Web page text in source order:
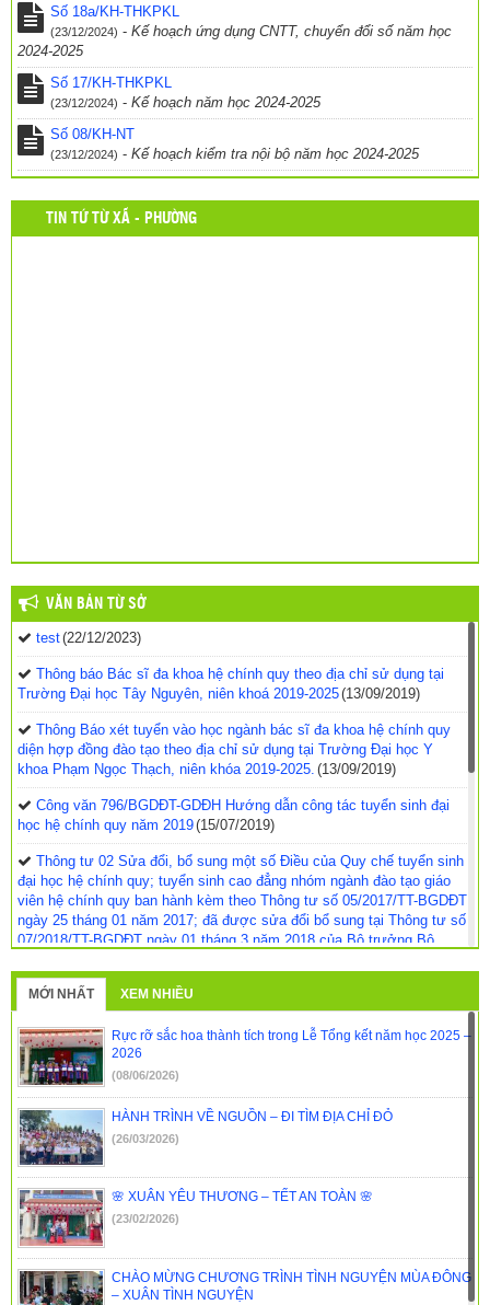
Số 18a/KH-THKPKL
(23/12/2024) - Kế hoạch ứng dụng CNTT, chuyển đổi số năm học
2024-2025
Số 17/KH-THKPKL
(23/12/2024) - Kế hoạch năm học 2024-2025
Số 08/KH-NT
(23/12/2024) - Kế hoạch kiểm tra nội bộ năm học 2024-2025
TIN TỨ TỪ XÃ - PHƯỜNG
VĂN BẢN TỪ SỞ
test(22/12/2023)
Thông báo Bác sĩ đa khoa hệ chính quy theo địa chỉ sử dụng tại
Trường Đại học Tây Nguyên, niên khoá 2019-2025(13/09/2019)
Thông Báo xét tuyển vào học ngành bác sĩ đa khoa hệ chính quy
diện hợp đồng đào tạo theo địa chỉ sử dụng tại Trường Đại học Y
khoa Phạm Ngọc Thạch, niên khóa 2019-2025. (13/09/2019)
Công văn 796/BGDĐT-GDĐH Hướng dẫn công tác tuyển sinh đại
học hệ chính quy năm 2019(15/07/2019)
Thông tư 02 Sửa đổi, bổ sung một số Điều của Quy chế tuyển sinh
đại học hệ chính quy; tuyển sinh cao đẳng nhóm ngành đào tạo giáo
viên hệ chính quy ban hành kèm theo Thông tư số 05/2017/TT-BGDĐT
ngày 25 tháng 01 năm 2017; đã được sửa đổi bổ sung tại Thông tư số
07/2018/TT-BGDĐT ngày 01 tháng 3 năm 2018 của Bộ trưởng Bộ
Hướng dẫn công tác tuyển sinh đại học hệ chính quy; tuyển sinh
cao đẳng, tuyển sinh trung cấp nhóm ngành đào tạo giáo viên hệ chính
quy năm 2019 (14/03/2019)
Customer Reviews and Ratings for Glucotrust
Supplements(14/03/2019)
Công văn Số 942/SGDĐT-GDTX-CN ngày 09/7/2018 về việc Triển
khai công tác xét tuyển ĐH, CĐSP, TCSP năm 2018
Quy định thực hiện quy định liên kết đào tạo đại học tại tỉnh Đắk
Lắk(29/06/2018)
Hướng dẫn công tác tuyển sinh đại học hệ chính quy; tuyển sinh
cao đẳng, tuyển sinh trung cấp nhóm ngành đào tạo giáo viên hệ chính
quy năm 2018 (16/04/2018)
MỚI NHẤT XEM NHIỀU
Rực rỡ sắc hoa thành tích trong Lễ Tổng kết năm học 2025 –
2026
(08/06/2026)
HÀNH TRÌNH VỀ NGUỒN – ĐI TÌM ĐỊA CHỈ ĐỎ
(26/03/2026)
🌸 XUÂN YÊU THƯƠNG – TẾT AN TOÀN 🌸
(23/02/2026)
CHÀO MỪNG CHƯƠNG TRÌNH TÌNH NGUYỆN MÙA ĐÔNG
– XUÂN TÌNH NGUYỆN